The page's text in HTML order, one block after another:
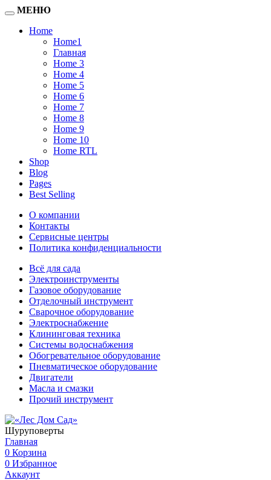
МЕНЮ
Home
Home1
Главная
Home 3
Home 4
Home 5
Home 6
Home 7
Home 8
Home 9
Home 10
Home RTL
Shop
Blog
Pages
Best Selling
О компании
Контакты
Сервисные центры
Политика конфиденциальности
Всё для сада
Электроинструменты
Газовое оборудование
Отделочный инструмент
Сварочное оборудование
Электроснабжение
Клининговая техника
Системы водоснабжения
Обогревательное оборудование
Пневматическое оборудование
Двигатели
Масла и смазки
Прочий инструмент
Шуруповерты
Главная
0 Корзина
0 Избранное
Аккаунт